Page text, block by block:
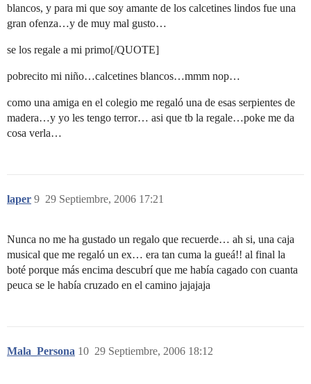
blancos, y para mi que soy amante de los calcetines lindos fue una
gran ofenza…y de muy mal gusto…
se los regale a mi primo[/QUOTE]
pobrecito mi niño…calcetines blancos…mmm nop…
como una amiga en el colegio me regaló una de esas serpientes de
madera…y yo les tengo terror… asi que tb la regale…poke me da
cosa verla…
laper 29 Septiembre, 2006 17:21
9
Nunca no me ha gustado un regalo que recuerde… ah si, una caja
musical que me regaló un ex… era tan cuma la gueá!! al final la
boté porque más encima descubrí que me había cagado con cuanta
peuca se le había cruzado en el camino jajajaja
Mala_Persona 29 Septiembre, 2006 18:12
10